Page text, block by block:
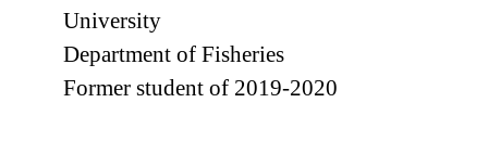
University
Department of Fisheries
Former student of 2019-2020